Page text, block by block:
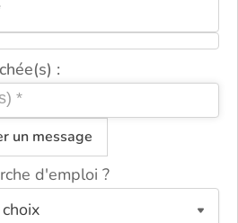
:
un message
d'emploi ?
ou